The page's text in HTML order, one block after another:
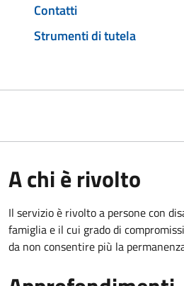
Contatti
Strumenti di tutela
A chi è rivolto
Il servizio è rivolto a persone con
famiglia e il cui grado di
da non consentire più la